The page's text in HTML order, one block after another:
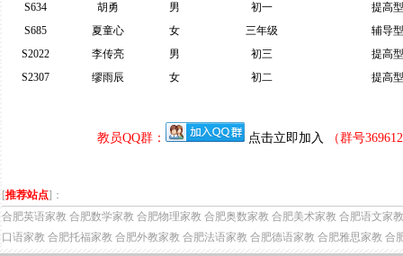
S634
胡勇 男 初一
提高
S685
夏童心 女 三年级
辅导
S2022
李传亮 男 初三
提高
S2307
缪雨辰 女 初二 提高
教员QQ群： 点击立即加入 （群号
[推荐站点]：
合肥英语家教 合肥数学家教 合肥物理家教 合肥奥数家教 合肥美术家教 合肥语文家教
口语家教 合肥托福家教 合肥外教家教 合肥法语家教 合肥德语家教 合肥雅思家教 合